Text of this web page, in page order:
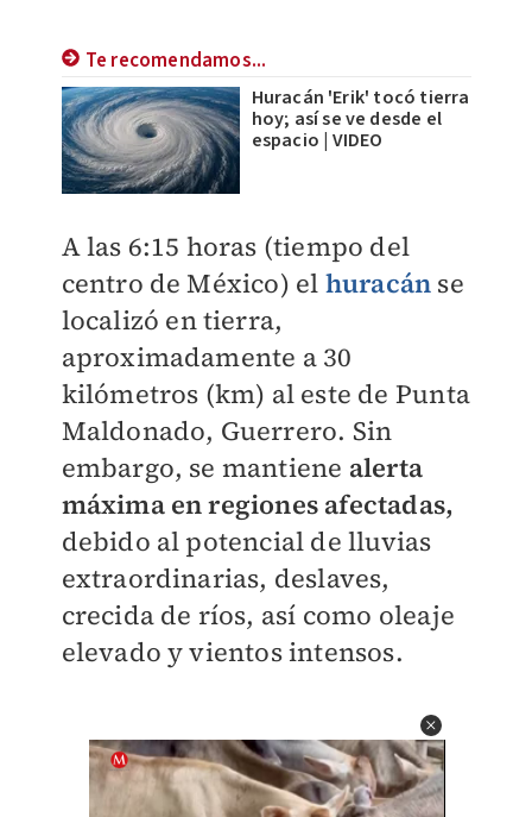
Te recomendamos...
Huracán 'Erik' tocó tierra
hoy; así se ve desde el
espacio | VIDEO
A las 6:15 horas (tiempo del
centro de México) el huracán se
localizó en tierra,
aproximadamente a 30
kilómetros (km) al este de Punta
Maldonado, Guerrero. Sin
embargo, se mantiene alerta
máxima en regiones afectadas,
debido al potencial de lluvias
extraordinarias, deslaves,
crecida de ríos, así como oleaje
elevado y vientos intensos.